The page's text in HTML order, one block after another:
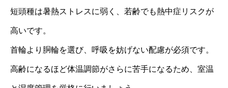
短頭種は暑熱ストレスに弱く、若齢でも熱中症リスクが
高いです。
首輪より胴輪を選び、呼吸を妨げない配慮が必須です。
高齢になるほど体温調節がさらに苦手になるため、室温